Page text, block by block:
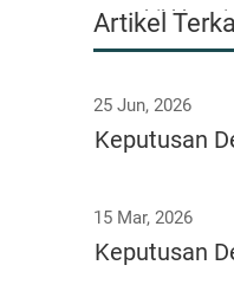
2. Bhikkhu
3. Bhikkhu
5. Bhikkhu
6. Bhikkhu
E.
Artikel
25 Jun, 2026
Keputusan
15 Mar, 2026
Keputusan